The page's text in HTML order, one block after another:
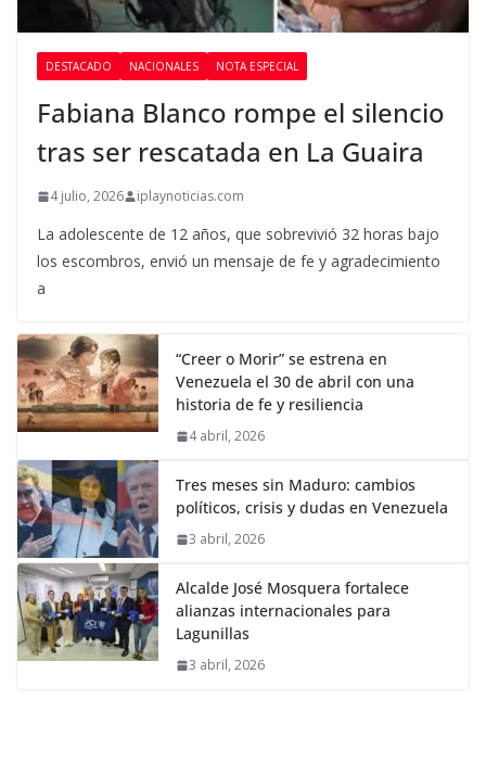
DESTACADO NACIONALES NOTA ESPECIAL
Fabiana Blanco rompe el silencio
tras ser rescatada en La Guaira
4 julio, 2026 iplaynoticias.com
La adolescente de 12 años, que sobrevivió 32 horas bajo
los escombros, envió un mensaje de fe y agradecimiento
a
“Creer o Morir” se estrena en
Venezuela el 30 de abril con una
historia de fe y resiliencia
4 abril, 2026
Tres meses sin Maduro: cambios
políticos, crisis y dudas en Venezuela
3 abril, 2026
Alcalde José Mosquera fortalece
alianzas internacionales para
Lagunillas
3 abril, 2026